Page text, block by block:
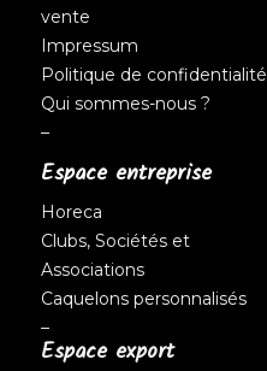
vente
Impressum
Politique de confidentialité
Qui sommes-nous ?
–
Espace entreprise
Horeca
Clubs, Sociétés et
Associations
Caquelons personnalisés
–
Espace export